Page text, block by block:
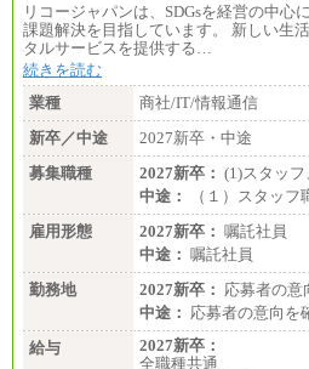
リコージャパンは、SDGsを経営の中心
課題解決を目指しています。 新しい生
タルサービスを提供する…
続きを読む
業種
商社/IT/情報通信
新卒／中途
2027新卒・中途
募集職種
2027新卒： (1)スタッ
中途：
（１）スタッ
雇用形態
2027新卒： 嘱託社員
中途： 嘱託社員
勤務地
2027新卒： 応募者の
中途： 応募者の意向を
給与
2027新卒：
全職種共通